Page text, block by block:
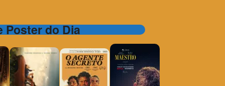
Poster do Dia